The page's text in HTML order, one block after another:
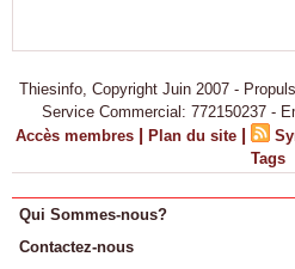
Thiesinfo, Copyright Juin 2007 -
Service Commercial: 772150237 -
Accès membres | Plan du site |
Tags
Qui Sommes-nous?
Contactez-nous